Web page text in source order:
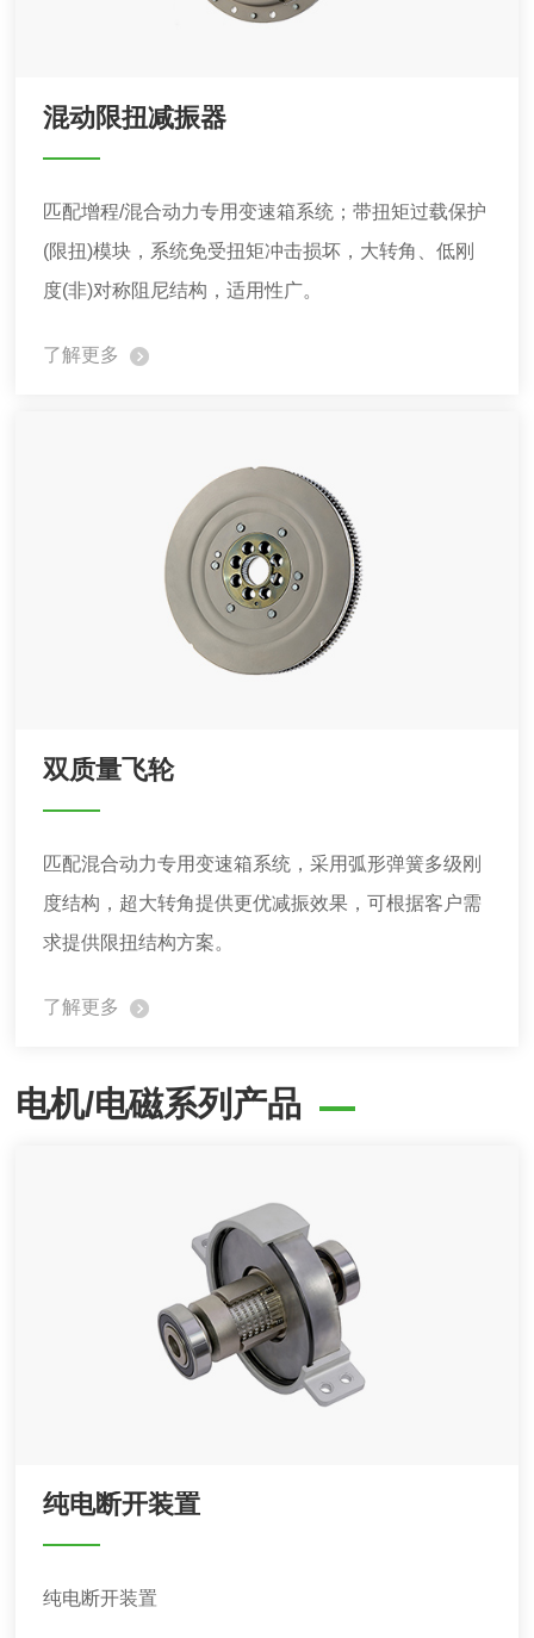
混动限扭减振器
匹配增程/混合动力专用变速箱系统；带扭矩过载保护
(限扭)模块，系统免受扭矩冲击损坏，大转角、低刚
度(非)对称阻尼结构，适用性广。
了解更多
双质量飞轮
匹配混合动力专用变速箱系统，采用弧形弹簧多级刚
度结构，超大转角提供更优减振效果，可根据客户需
求提供限扭结构方案。
了解更多
电机/电磁系列产品
纯电断开装置
纯电断开装置